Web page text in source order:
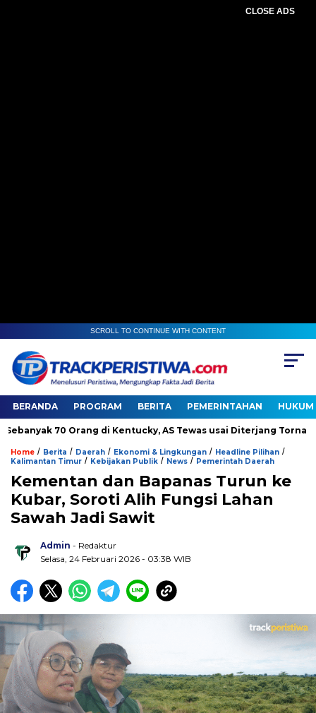
CLOSE ADS
SCROLL TO CONTINUE WITH CONTENT
BERANDA PROGRAM BERITA PEMERINTAHAN HUKUM
70 Orang di Kentucky, AS Tewas usai Diterjang Tornado
Home / Berita / Daerah / Ekonomi & Lingkungan / Headline Pilihan /
Kalimantan Timur / Kebijakan Publik / News / Pemerintah Daerah
Kementan dan Bapanas Turun ke
Kubar, Soroti Alih Fungsi Lahan
Sawah Jadi Sawit
Admin - Redaktur
Selasa, 24 Februari 2026 - 03:38 WIB